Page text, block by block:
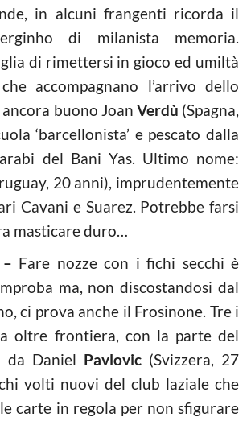
in alcuni frangenti ricorda il
di milanista memoria.
di rimettersi in gioco ed umiltà
accompagnano l’arrivo dello
buono Joan Verdù (Spagna,
‘barcellonista’ e pescato dalla
del Bani Yas. Ultimo nome:
20 anni), imprudentemente
Cavani e Suarez. Potrebbe farsi
masticare duro…
Fare nozze con i fichi secchi è
ma, non discostandosi dal
ci prova anche il Frosinone. Tre i
oltre frontiera, con la parte del
da Daniel Pavlovic (Svizzera, 27
volti nuovi del club laziale che
carte in regola per non sfigurare